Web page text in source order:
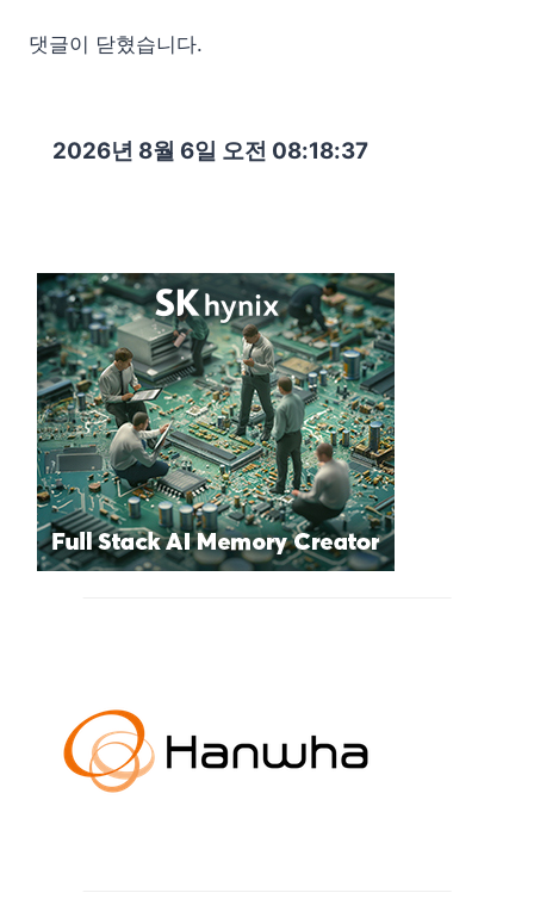
댓글이 닫혔습니다.
2026년 8월 6일 오전 08:18:39